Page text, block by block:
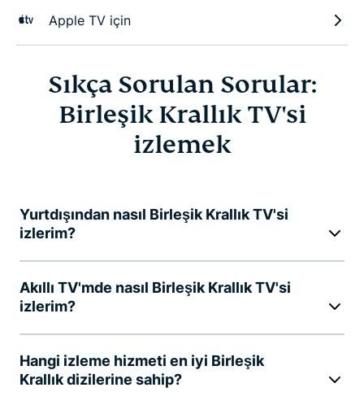
Apple TV için
Sıkça Sorulan Sorular:
Birleşik Krallık TV'si
izlemek
Yurtdışından nasıl Birleşik Krallık TV'si
izlerim?
Akıllı TV'mde nasıl Birleşik Krallık TV'si
izlerim?
Hangi izleme hizmeti en iyi Birleşik
Krallık dizilerine sahip?